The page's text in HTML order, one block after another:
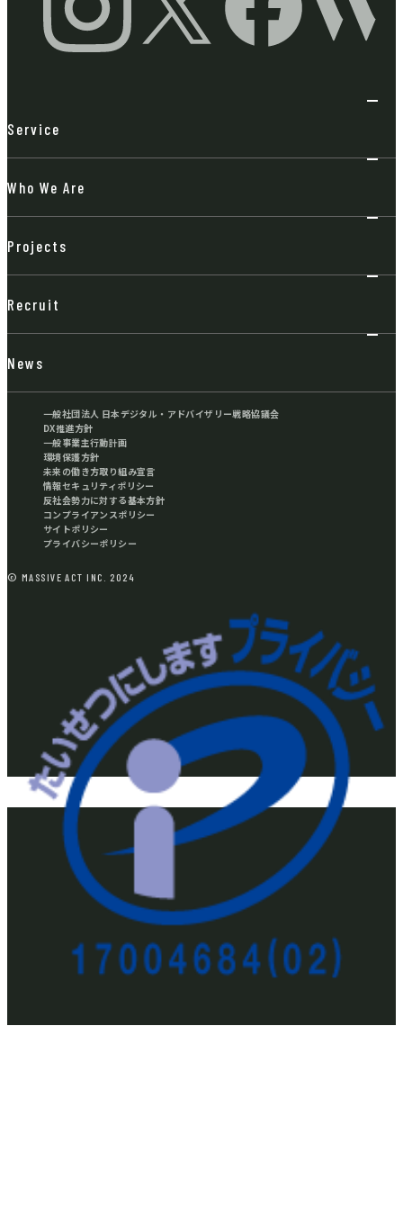
Service
Who We Are
Projects
Recruit
News
一般社団法人 日本デジタル・アドバイザリー戦略協議会
DX推進方針
一般事業主行動計画
環境保護方針
未来の働き方取り組み宣言
情報セキュリティポリシー
反社会勢力に対する基本方針
コンプライアンスポリシー
サイトポリシー
プライバシーポリシー
© MASSIVE ACT INC. 2024